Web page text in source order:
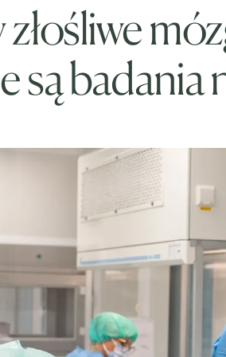
są badania